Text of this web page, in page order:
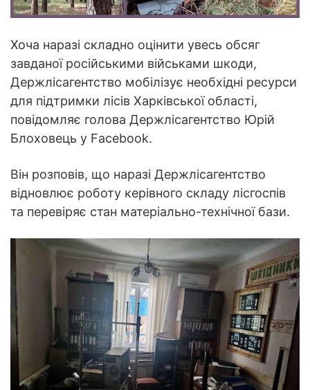
Хоча наразі складно оцінити увесь обсяг
завданої російськими військами шкоди,
Держлісагентство мобілізує необхідні ресурси
для підтримки лісів Харківської області,
повідомляє голова Держлісагентство Юрій
Блоховець у Facebook.
Він розповів, що наразі Держлісагентство
відновлює роботу керівного складу лісгоспів
та перевіряє стан матеріально-технічної бази.